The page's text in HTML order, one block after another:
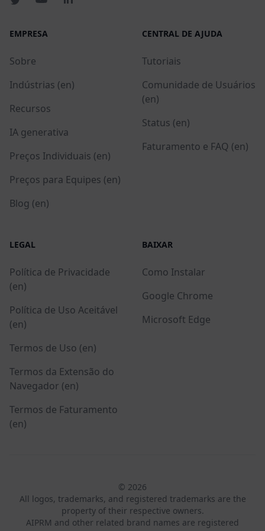
EMPRESA
Sobre
Indústrias (en)
Recursos
IA generativa
Preços Individuais (en)
Preços para Equipes (en)
Blog (en)
CENTRAL DE AJUDA
Tutoriais
Comunidade de Usuários
(en)
Status (en)
Faturamento e FAQ (en)
LEGAL
Política de Privacidade
(en)
Política de Uso Aceitável
(en)
Termos de Uso (en)
Termos da Extensão do
Navegador (en)
Termos de Faturamento
(en)
BAIXAR
Como Instalar
Google Chrome
Microsoft Edge
© 2026
All logos, trademarks, and registered trademarks are the
property of their respective owners.
AIPRM and other related brand names are registered